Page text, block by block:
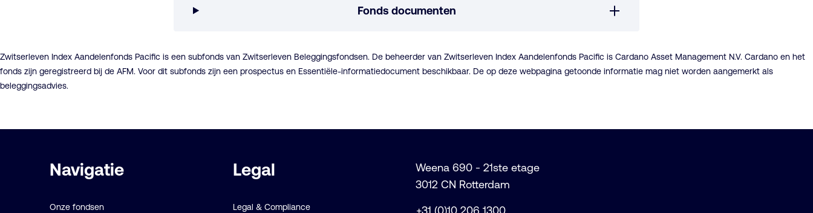
Fonds documenten
Zwitserleven Index Aandelenfonds Pacific is een subfonds van Zwitserleven Beleggingsfondsen. De beheerder van Zwitserleven Index Aandelenfonds Pacific is Cardano Asset Management N.V. Cardano en het
fonds zijn geregistreerd bij de AFM. Voor dit subfonds zijn een prospectus en Essentiële-informatiedocument beschikbaar. De op deze webpagina getoonde informatie mag niet worden aangemerkt als
beleggingsadvies.
links
Navigatie
Onze fondsen
Legal
Legal & Compliance
Weena 690 - 21ste etage
3012 CN Rotterdam
+31 (0)10 206 1300